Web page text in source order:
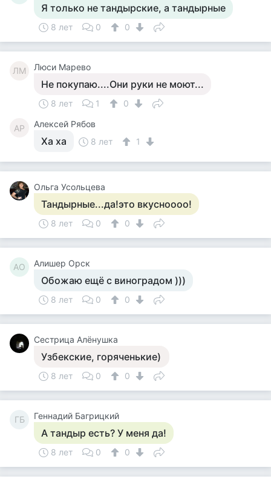
Я только не тандырские, а тандырные
8 лет 0 0
ЛМ Люси Марево
Не покупаю....Они руки не моют...
8 лет 1 0
АР Алексей Рябов
Ха ха 8 лет 1
Ольга Усольцева
Тандырные...да!это вкусноооо!
8 лет 0 0
АО Алишер Орск
Обожаю ещё с виноградом )))
8 лет 0 0
Сестрица Алёнушка
Узбекские, горяченькие)
8 лет 0 0
ГБ Геннадий Багрицкий
А тандыр есть? У меня да!
8 лет 0 0